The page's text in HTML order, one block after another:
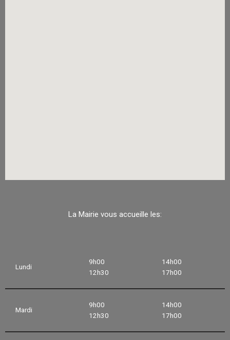
La Mairie vous accueille les:
Lundi
9h00
12h30
14h00
17h00
Mardi
9h00
12h30
14h00
17h00